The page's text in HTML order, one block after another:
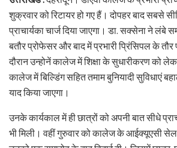
शुक्रवार को रिटायर हो गए हैं। दोपहर बाद सबसे
प्राचार्यका चार्ज दिया जाएगा। डा. सक्सेना ने
बतौर प्रोफेसर और बाद में प्रभारी प्रिंसिपल के
दौरान उन्होनें कालेज में शिक्षा के सुधारीकरण को
कालेज में बिल्डिंग सहित तमाम बुनियादी सुविधाएं
याद किया जाएगा।
उनके कार्यकाल में ही छात्रों को अपनी बात सीधे
भी मिली। वहीं गुरुवार को कालेज के आईक्यूएसी सेल